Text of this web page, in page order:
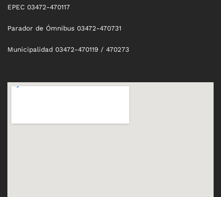
EPEC 03472-470117
Parador de Ómnibus 03472-470731
Municipalidad 03472-470119 / 470273